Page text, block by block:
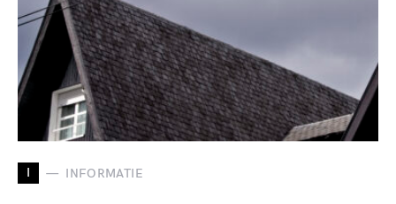
I INFORMATIE